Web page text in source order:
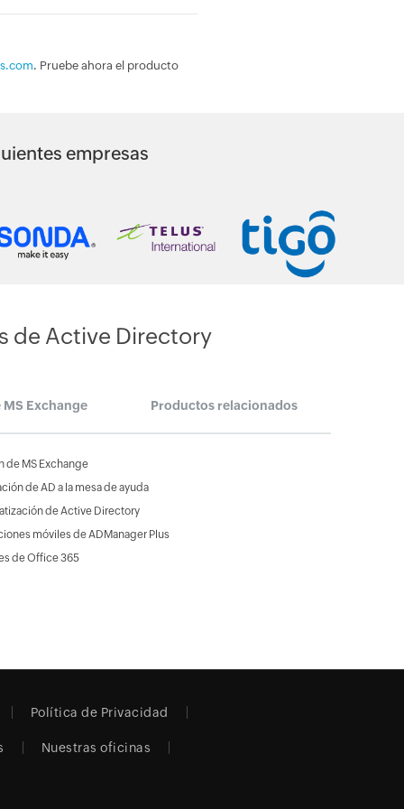
. Pruebe ahora el producto
empresas
de Active Directory
Exchange Productos relacionados
de MS Exchange
de AD a la mesa de ayuda
de Active Directory
móviles de ADManager Plus
de Office 365
Política de Privacidad
Nuestras oficinas